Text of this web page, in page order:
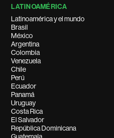
LATINOAMÉRICA
Latinoamérica y el mundo
Brasil
México
Argentina
Colombia
Venezuela
Chile
Perú
Ecuador
Panamá
Uruguay
Costa Rica
El Salvador
República Dominicana